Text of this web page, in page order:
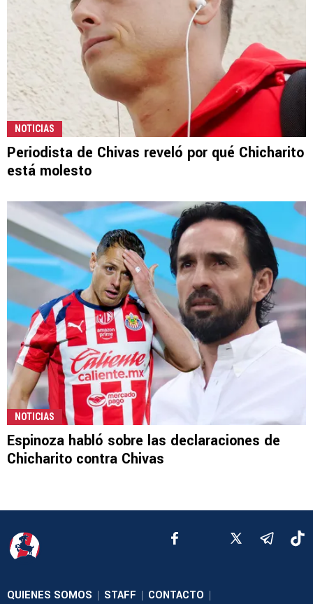
NOTICIAS
Periodista de Chivas reveló por qué Chicharito
está molesto
NOTICIAS
Espinoza habló sobre las declaraciones de
Chicharito contra Chivas
QUIENES SOMOS | STAFF | CONTACTO |